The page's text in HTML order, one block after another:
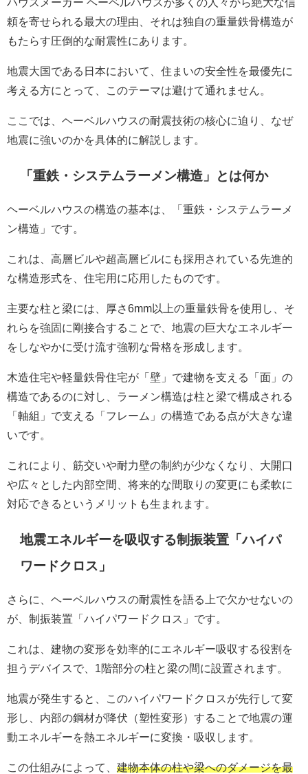
頼を寄せられる最大の理由、それは独自の重量鉄骨構造が
もたらす圧倒的な耐震性にあります。
地震大国である日本において、住まいの安全性を最優先に
考える方にとって、このテーマは避けて通れません。
ここでは、ヘーベルハウスの耐震技術の核心に迫り、なぜ
地震に強いのかを具体的に解説します。
「重鉄・システムラーメン構造」とは何か
ヘーベルハウスの構造の基本は、「重鉄・システムラーメ
ン構造」です。
これは、高層ビルや超高層ビルにも採用されている先進的
な構造形式を、住宅用に応用したものです。
主要な柱と梁には、厚さ6mm以上の重量鉄骨を使用し、そ
れらを強固に剛接合することで、地震の巨大なエネルギー
をしなやかに受け流す強靭な骨格を形成します。
木造住宅や軽量鉄骨住宅が「壁」で建物を支える「面」の
構造であるのに対し、ラーメン構造は柱と梁で構成される
「軸組」で支える「フレーム」の構造である点が大きな違
いです。
これにより、筋交いや耐力壁の制約が少なくなり、大開口
や広々とした内部空間、将来的な間取りの変更にも柔軟に
対応できるというメリットも生まれます。
地震エネルギーを吸収する制振装置「ハイパ
ワードクロス」
さらに、ヘーベルハウスの耐震性を語る上で欠かせないの
が、制振装置「ハイパワードクロス」です。
これは、建物の変形を効率的にエネルギー吸収する役割を
担うデバイスで、1階部分の柱と梁の間に設置されます。
地震が発生すると、このハイパワードクロスが先行して変
形し、内部の鋼材が降伏（塑性変形）することで地震の運
動エネルギーを熱エネルギーに変換・吸収します。
この仕組みによって、 建物本体の柱や梁へのダメージを最